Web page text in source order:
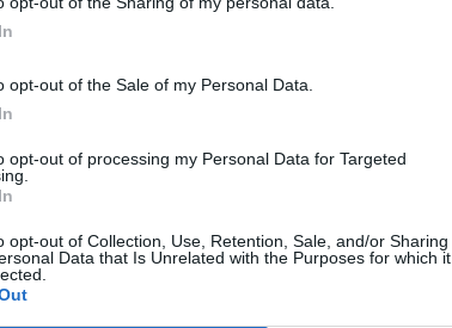
opt-out of the Sale of my Personal Data.
opt-out of processing my Personal Data for Targeted
opt-out of Collection, Use, Retention, Sale, and/or Sharing
Data that Is Unrelated with the Purposes for which it
ή να μετριάσετε
κατανάλωσης ορισμένων τροφών
της ωχράς κηλίδας.
Γενικά, η
συνδέεται με μεγαλύτερο
.